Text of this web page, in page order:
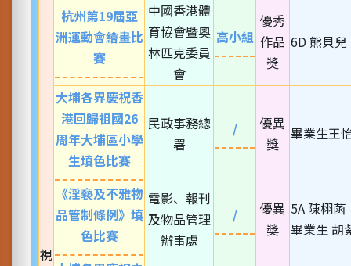
視
杭州第19屆亞
洲運動會繪畫比
賽
中國香港體
育協會暨奧
林匹克委員
會
高小組
優秀
作品
獎
6D 熊貝兒
大埔各界慶祝香
港回歸祖國26
周年大埔區小學
生填色比賽
民政事務總
署
/
優異
獎
畢業生王
《淫褻及不雅物
品管制條例》填
色比賽
電影、報刊
及物品管理
辦事處
/
優異
獎
5A 陳栩菡
畢業生 胡